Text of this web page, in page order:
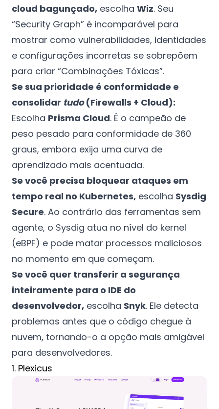
cloud bagunçado, escolha Wiz. Seu
“Security Graph” é incomparável para
mostrar como vulnerabilidades, identidades
e configurações incorretas se sobrepõem
para criar “Combinações Tóxicas”.
Se sua prioridade é conformidade e
consolidar tudo(Firewalls + Cloud):
Escolha Prisma Cloud. É o campeão de
peso pesado para conformidade de 360
graus, embora exija uma curva de
aprendizado mais acentuada.
Se você precisa bloquear ataques em
tempo real no Kubernetes, escolha Sysdig
Secure. Ao contrário das ferramentas sem
agente, o Sysdig atua no nível do kernel
(eBPF) e pode matar processos maliciosos
no momento em que começam.
Se você quer transferir a segurança
inteiramente para o IDE do
desenvolvedor, escolha Snyk. Ele detecta
problemas antes que o código chegue à
nuvem, tornando-o a opção mais amigável
para desenvolvedores.
1. Plexicus